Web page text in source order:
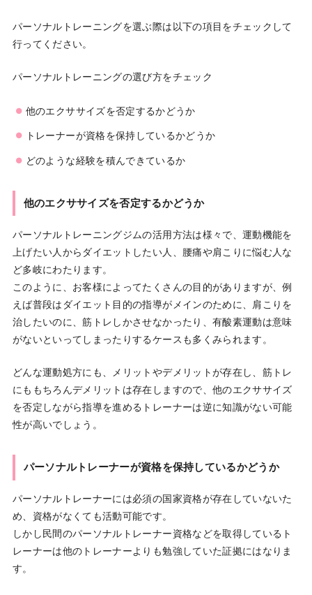
パーソナルトレーニングを選ぶ際は以下の項目をチェックして
行ってください。
パーソナルトレーニングの選び方をチェック
他のエクササイズを否定するかどうか
トレーナーが資格を保持しているかどうか
どのような経験を積んできているか
他のエクササイズを否定するかどうか
パーソナルトレーニングジムの活用方法は様々で、運動機能を
上げたい人からダイエットしたい人、腰痛や肩こりに悩む人な
ど多岐にわたります。
このように、お客様によってたくさんの目的がありますが、例
えば普段はダイエット目的の指導がメインのために、肩こりを
治したいのに、筋トレしかさせなかったり、有酸素運動は意味
がないといってしまったりするケースも多くみられます。
どんな運動処方にも、メリットやデメリットが存在し、筋トレ
にももちろんデメリットは存在しますので、他のエクササイズ
を否定しながら指導を進めるトレーナーは逆に知識がない可能
性が高いでしょう。
パーソナルトレーナーが資格を保持しているかどうか
パーソナルトレーナーには必須の国家資格が存在していないた
め、資格がなくても活動可能です。
しかし民間のパーソナルトレーナー資格などを取得しているト
レーナーは他のトレーナーよりも勉強していた証拠にはなりま
す。